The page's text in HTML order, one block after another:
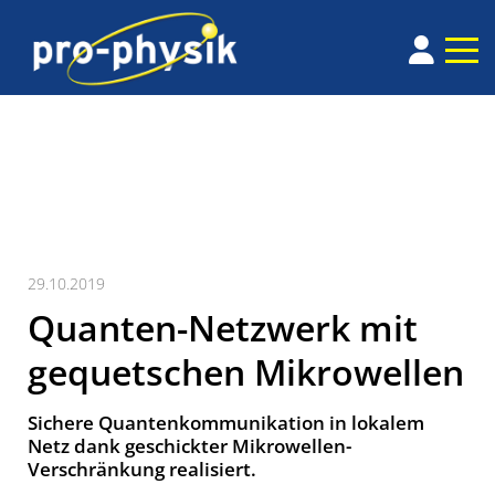
29.10.2019
Quanten-Netzwerk mit
gequetschen Mikrowellen
Sichere Quantenkommunikation in lokalem
Netz dank geschickter Mikrowellen-
Verschränkung realisiert.